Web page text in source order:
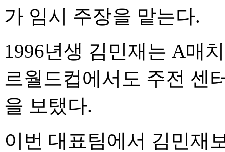
가 임시 주장을 맡는다.
1996년생 김민재는 A매
르월드컵에서도 주전 센
을 보탰다.
이번 대표팀에서 김민재